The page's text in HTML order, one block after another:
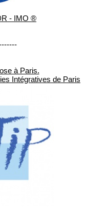
- IMO ®
à Paris.
Intégratives de Paris